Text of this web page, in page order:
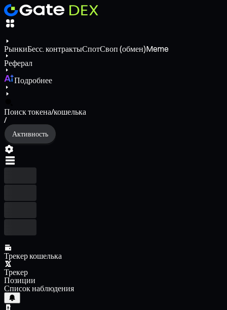
РынкиБесс. контрактыСпотСвоп (обмен)Meme
Реферал
Подробнее
Поиск токена/кошелька
/
Активность
Трекер кошелька
Трекер
Позиции
Список наблюдения